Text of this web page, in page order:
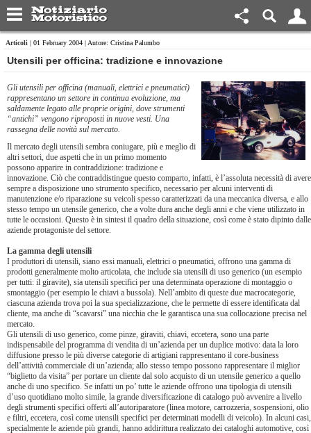
Articoli | 01 February 2004 | Autore: Cristina Palumbo
Utensili per officina: tradizione e innovazione
Gli utensili per officina (manuali, elettrici e pneumatici)
rappresentano un settore in continua evoluzione, ma
saldamente legato alle proprie origini, dove strumenti
“antichi” vengono riproposti in nuove vesti. Una
rassegna delle novità sul mercato.
Il mercato degli utensili sembra coniugare, più e meglio di
altri settori, due aspetti che in un primo momento
possono apparire in contraddizione: tradizione e
innovazione. Ciò che contraddistingue questo comparto, infatti, è l’assoluta necessità di avere
sempre a disposizione uno strumento specifico, necessario per alcuni interventi di
manutenzione e/o riparazione su veicoli spesso caratterizzati da una meccanica diversa, e allo
stesso tempo un utensile generico, che a volte dura anche degli anni e che viene utilizzato in
tutte le occasioni. Questo è in sintesi il quadro della situazione, così come è stato dipinto dalle
aziende protagoniste del settore.
La gamma degli utensili
I produttori di utensili, siano essi manuali, elettrici o pneumatici, offrono una gamma di
prodotti generalmente molto articolata, che include sia utensili di uso generico (un esempio
per tutti: il giravite), sia utensili specifici per una determinata operazione di montaggio o
smontaggio (per esempio le chiavi a bussola). Nell’ambito di queste due macrocategorie,
ciascuna azienda trova poi la sua specializzazione, che le permette di essere identificata dal
cliente, ma anche di “scavarsi” una nicchia che le garantisca una sua collocazione precisa nel
mercato.
Gli utensili di uso generico, come pinze, giraviti, chiavi, eccetera, sono una parte
indispensabile del programma di vendita di un’azienda per un duplice motivo: data la loro
diffusione presso le più diverse categorie di artigiani rappresentano il core-business
dell’attività commerciale di un’azienda; allo stesso tempo possono rappresentare il miglior
“biglietto da visita” per portare un cliente dal solo acquisto di un utensile generico a quello
anche di uno specifico. Se infatti un po’ tutte le aziende offrono una tipologia di utensili
d’uso quotidiano molto simile, la grande diversificazione di catalogo può avvenire a livello
degli strumenti specifici offerti all’autoriparatore (linea motore, carrozzeria, sospensioni, olio
e filtri, eccetera, così come utensili specifici per determinati modelli di veicolo). In alcuni casi,
specialmente le aziende più grandi, hanno addirittura realizzato dei cataloghi automotive, così